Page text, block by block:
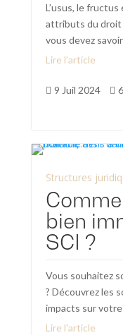
L’usus, le
attributs du droit
vous devez
Lire l'article
 9 Juil 2024 
Structures
bien
SCI ?
Vous souhaitez
? Découvrez les
impacts sur
Lire l'article